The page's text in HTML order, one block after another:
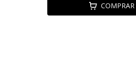
COMPRAR